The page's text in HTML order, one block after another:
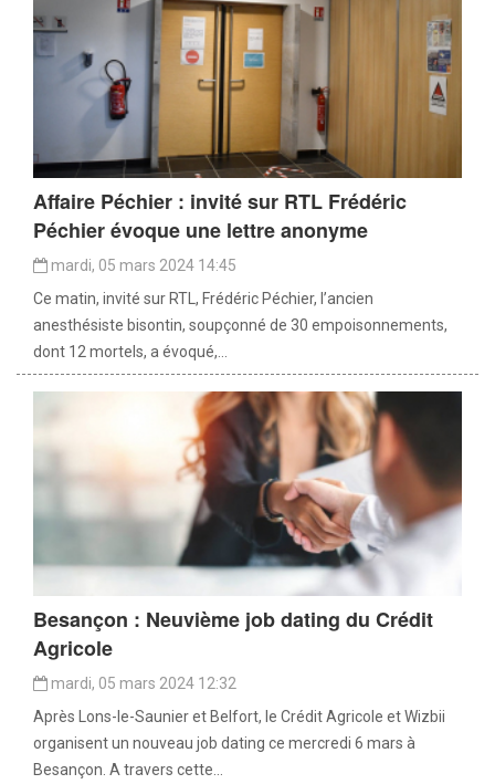
Affaire Péchier : invité sur RTL Frédéric
Péchier évoque une lettre anonyme
mardi, 05 mars 2024 14:45
Ce matin, invité sur RTL, Frédéric Péchier, l’ancien
anesthésiste bisontin, soupçonné de 30 empoisonnements,
dont 12 mortels, a évoqué,...
Besançon : Neuvième job dating du Crédit
Agricole
mardi, 05 mars 2024 12:32
Après Lons-le-Saunier et Belfort, le Crédit Agricole et Wizbii
organisent un nouveau job dating ce mercredi 6 mars à
Besançon. A travers cette...